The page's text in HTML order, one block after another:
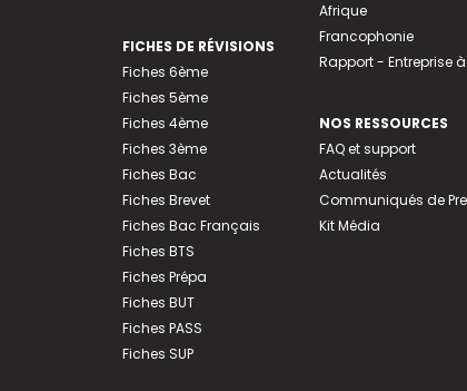
FICHES DE RÉVISIONS
Fiches 6ème
Fiches 5ème
Fiches 4ème
Fiches 3ème
Fiches Bac
Fiches Brevet
Fiches Bac Français
Fiches BTS
Fiches Prépa
Fiches BUT
Fiches PASS
Fiches SUP
Afrique
Francophonie
Rapport - Entreprise
NOS RESSOURCES
FAQ et support
Actualités
Communiqués de
Kit Média